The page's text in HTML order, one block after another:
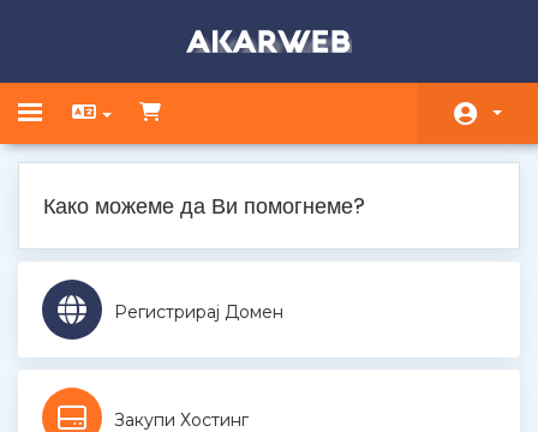
Toggle navigation
Акции и промоции
База на знаења
Статус на сервери
Контакт
Како можеме да Ви помогнеме?
Регистрирај Домен
Закупи Хостинг